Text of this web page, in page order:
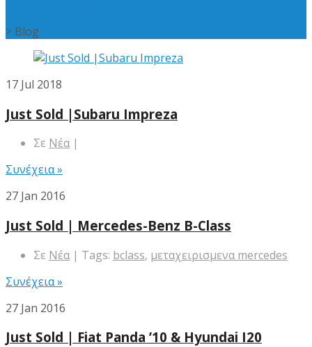
> Blog
17 Jul 2018
Just Sold |Subaru Impreza
Σε Νέα |
Συνέχεια »
27 Jan 2016
Just Sold | Mercedes-Benz B-Class
Σε Νέα | Tags: bclass, μεταχειρισμενα mercedes
Συνέχεια »
27 Jan 2016
Just Sold | Fiat Panda ’10 & Hyundai I20